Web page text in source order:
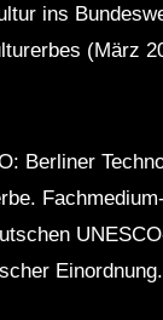
ins
(März
Berliner
Einordnung.